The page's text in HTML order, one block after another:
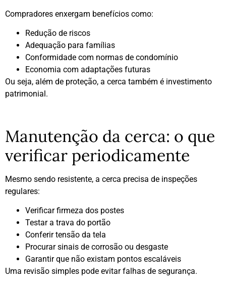
Compradores enxergam benefícios como:
Redução de riscos
Adequação para famílias
Conformidade com normas de condomínio
Economia com adaptações futuras
Ou seja, além de proteção, a cerca também é investimento
patrimonial.
Manutenção da cerca: o que
verificar periodicamente
Mesmo sendo resistente, a cerca precisa de inspeções
regulares:
Verificar firmeza dos postes
Testar a trava do portão
Conferir tensão da tela
Procurar sinais de corrosão ou desgaste
Garantir que não existam pontos escaláveis
Uma revisão simples pode evitar falhas de segurança.